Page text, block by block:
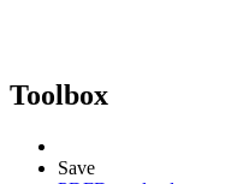
Toolbox
Save